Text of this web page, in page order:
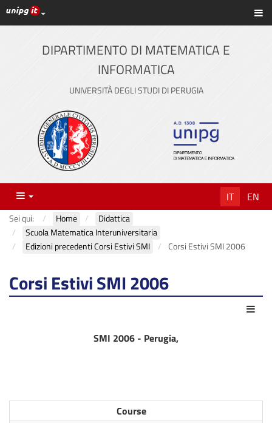
Vai
al
contenuto
principale
Link ai principali servizi web di Ateneo
DIPARTIMENTO DI MATEMATICA E
INFORMATICA
UNIVERSITÀ DEGLI STUDI DI PERUGIA
Menu IT EN
Sei qui: Home
Didattica
Scuola Matematica Interuniversitaria
Edizioni precedenti Corsi Estivi SMI
Corsi Estivi SMI 2006
Corsi Estivi SMI 2006
SMI 2006 - Perugia,
Course